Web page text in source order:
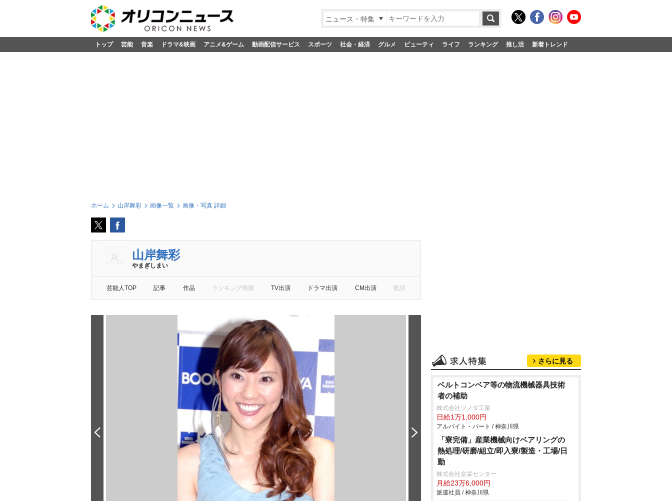
ニュース・特集
トップ 芸能 音楽 ドラマ&映画 アニメ&ゲーム 動画配信サービス スポーツ 社会・経済 グルメ ビューティ ライフ ランキング 推し活 新着トレンド
ホーム 山岸舞彩 画像一覧 画像・写真 詳細
山岸舞彩
まぎしまい
芸能人TOP 記事 作品 ランキング情報 TV出演 ドラマ出演 CM出演 歌詞
さらに見る
ベルトコンベア等の物流機械器具技術
者の補助
株式会社ツノダ工業
日給1万1,000円
アルバイト・パート / 神奈川県
「寮完備」産業機械向けベアリングの
熱処理/研磨/組立/即入寮/製造・工場/日
勤
株式会社京栄センター
月給23万6,000円
派遣社員 / 神奈川県